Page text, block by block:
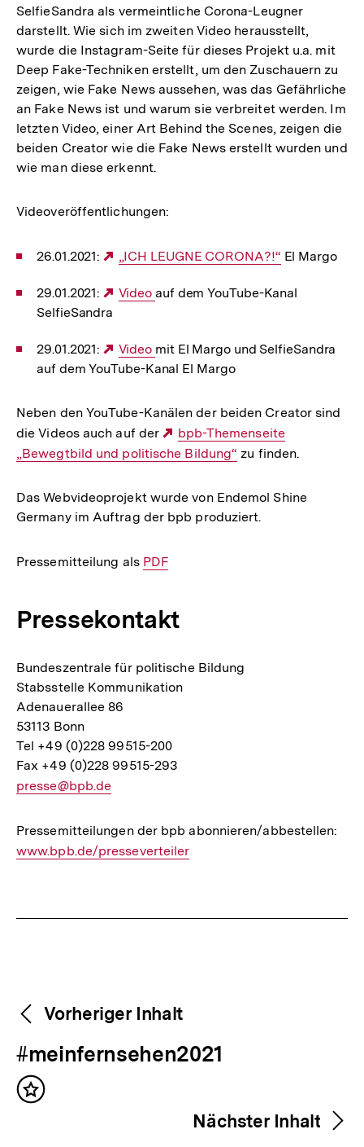
SelfieSandra als vermeintliche Corona-Leugner
darstellt. Wie sich im zweiten Video herausstellt,
wurde die Instagram-Seite für dieses Projekt u.a. mit
Deep Fake-Techniken erstellt, um den Zuschauern zu
zeigen, wie Fake News aussehen, was das Gefährliche
an Fake News ist und warum sie verbreitet werden. Im
letzten Video, einer Art Behind the Scenes, zeigen die
beiden Creator wie die Fake News erstellt wurden und
wie man diese erkennt.
Videoveröffentlichungen:
26.01.2021:
Externer
„ICH LEUGNE CORONA?!“El Margo
29.01.2021:
Externer
Video auf dem YouTube-Kanal
SelfieSandra
29.01.2021:
Externer
Link:
Video mit El Margo und SelfieSandra
auf dem YouTube-Kanal El Margo
Neben den YouTube-Kanälen der beiden Creator sind
die Videos auch auf der
Externer
Link:
bpb-Themenseite
„Bewegtbild und politische Bildung“ zu finden.
Das Webvideoprojekt wurde von Endemol Shine
Germany im Auftrag der bpb produziert.
Pressemitteilung als Interner
PDF
Pressekontakt
Bundeszentrale für politische Bildung
Stabsstelle Kommunikation
Adenauerallee 86
53113 Bonn
Tel +49 (0)228 99515-200
Fax +49 (0)228 99515-293
E-
Link:
presse@bpb.de
Pressemitteilungen der bpb abonnieren/abbestellen:
www.bpb.de/presseverteiler
Weitere
Inhalte
Content-
Navigation
Vorheriger Inhalt
V
o
r
#meinfernsehen2021
Inhalt
Nächster Inhalt